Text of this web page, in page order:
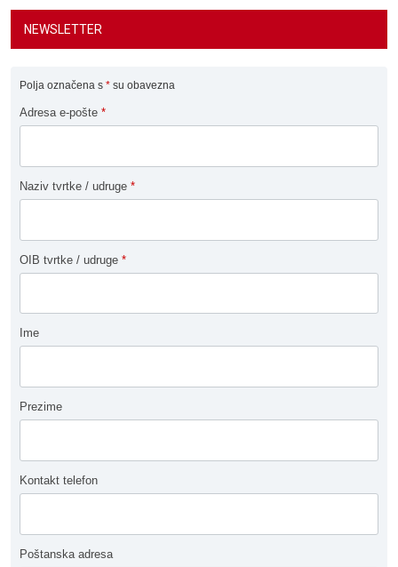
NEWSLETTER
Polja označena s * su obavezna
Adresa e-pošte *
Naziv tvrtke / udruge *
OIB tvrtke / udruge *
Ime
Prezime
Kontakt telefon
Poštanska adresa